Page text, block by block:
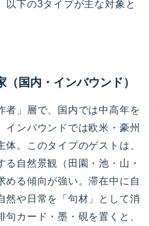
以下の3タイプが主な対象と
国内・インバウンド）
者」層で、国内では中高年を
インバウンドでは欧米・豪州
。このタイプのゲストは、
自然景観（田園・池・山・
める傾向が強い。滞在中に自
然や日常を「句材」として消
カード・墨・硯を置くと、